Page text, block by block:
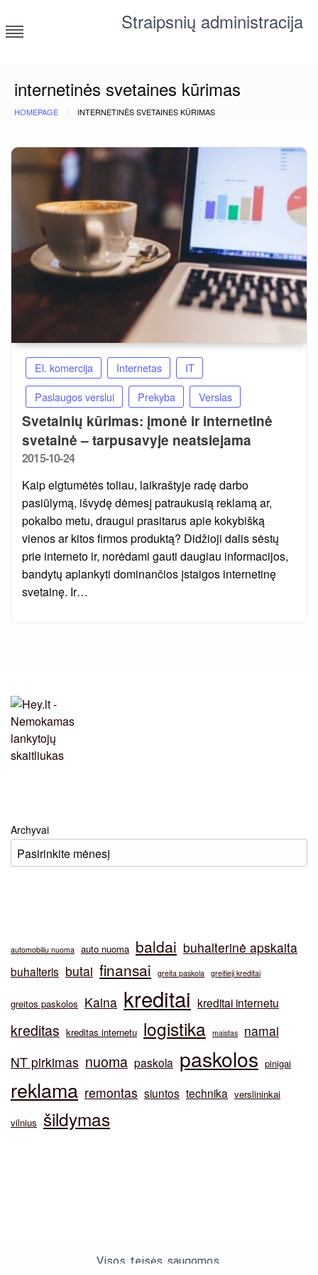
to
content
Straipsnių administracija
internetinės svetaines kūrimas
HOMEPAGE INTERNETINĖS SVETAINES KŪRIMAS
El. komercija Internetas
IT
Paslaugos verslui
Prekyba Verslas
Svetainių kūrimas: įmonė ir internetinė
svetainė – tarpusavyje neatsiejama
Posted
2015-10-24
Kaip elgtumėtės toliau, laikraštyje radę darbo
pasiūlymą, išvydę dėmesį patraukusią reklamą ar,
pokalbo metu, draugui prasitarus apie kokybišką
vienos ar kitos firmos produktą? Didžioji dalis sėstų
prie interneto ir, norėdami gauti daugiau informacijos,
bandytų aplankyti dominančios įstaigos internetinę
svetainę. Ir…
Archyvai
automobiliu nuoma auto nuoma baldai buhalterinė apskaita
buhalteris butai finansai greita paskola greitieji kreditai
greitos paskolos Kaina kreditai kreditai internetu
kreditas kreditas internetu logistika maistas
namai
NT pirkimas nuoma paskola paskolos pinigai
reklama remontas siuntos technika verslininkai
vilnius šildymas
Visos teisės saugomos.